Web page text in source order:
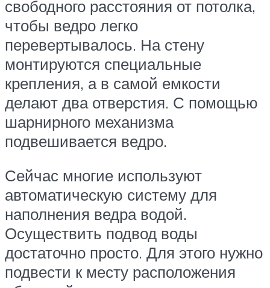
свободного расстояния от потолка,
чтобы ведро легко
перевертывалось. На стену
монтируются специальные
крепления, а в самой емкости
делают два отверстия. С помощью
шарнирного механизма
подвешивается ведро.
Сейчас многие используют
автоматическую систему для
наполнения ведра водой.
Осуществить подвод воды
достаточно просто. Для этого нужно
подвести к месту расположения